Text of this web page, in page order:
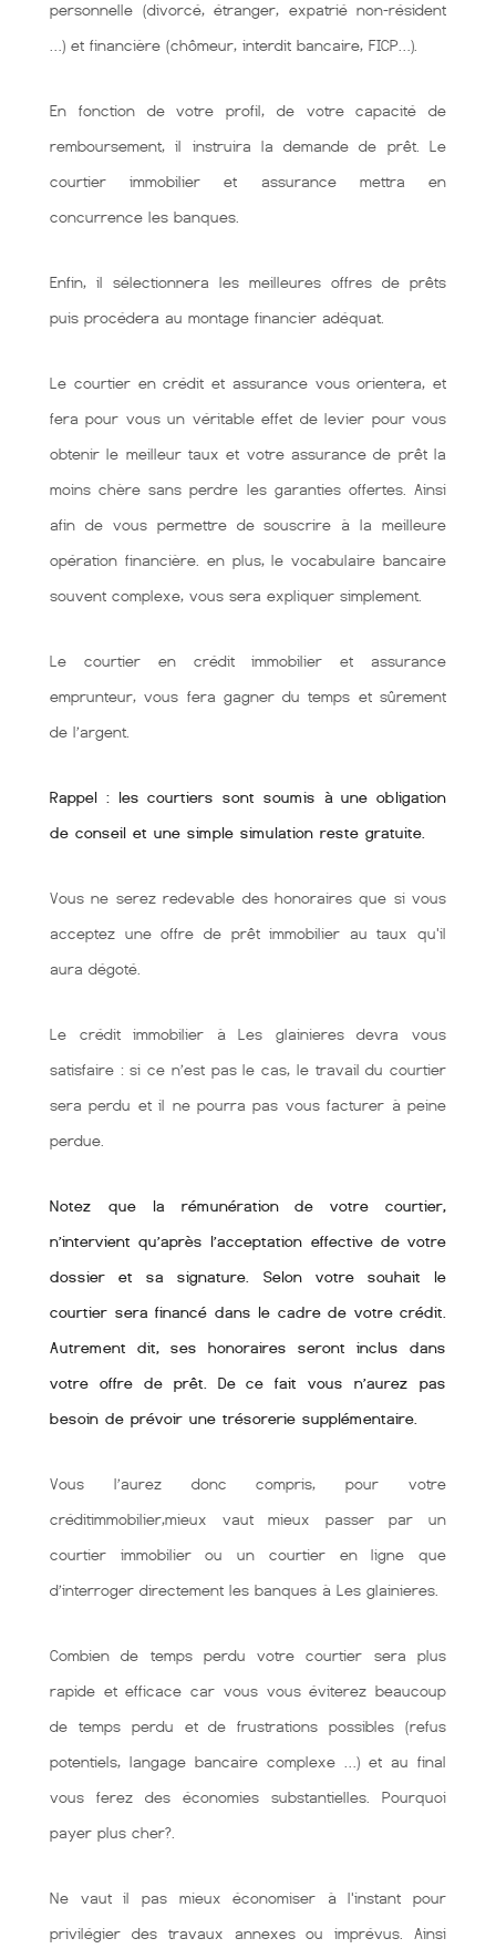
personnelle (divorcé, étranger, expatrié non-résident
…) et financière (chômeur, interdit bancaire, FICP…).
En fonction de votre profil, de votre capacité de
remboursement, il instruira la demande de prêt. Le
courtier immobilier et assurance mettra en
concurrence les banques.
Enfin, il sélectionnera les meilleures offres de prêts
puis procédera au montage financier adéquat.
Le courtier en crédit et assurance vous orientera, et
fera pour vous un véritable effet de levier pour vous
obtenir le meilleur taux et votre assurance de prêt la
moins chère sans perdre les garanties offertes. Ainsi
afin de vous permettre de souscrire à la meilleure
opération financière. en plus, le vocabulaire bancaire
souvent complexe, vous sera expliquer simplement.
Le courtier en crédit immobilier et assurance
emprunteur, vous fera gagner du temps et sûrement
de l’argent.
Rappel : les courtiers sont soumis à une obligation
de conseil et une simple simulation reste gratuite.
Vous ne serez redevable des honoraires que si vous
acceptez une offre de prêt immobilier au taux qu'il
aura dégoté.
Le crédit immobilier à Les glainieres devra vous
satisfaire : si ce n’est pas le cas, le travail du courtier
sera perdu et il ne pourra pas vous facturer à peine
perdue.
Notez que la rémunération de votre courtier,
n’intervient qu’après l’acceptation effective de votre
dossier et sa signature. Selon votre souhait le
courtier sera financé dans le cadre de votre crédit.
Autrement dit, ses honoraires seront inclus dans
votre offre de prêt. De ce fait vous n’aurez pas
besoin de prévoir une trésorerie supplémentaire.
Vous l’aurez donc compris, pour votre
créditimmobilier,mieux vaut mieux passer par un
courtier immobilier ou un courtier en ligne que
d’interroger directement les banques à Les glainieres.
Combien de temps perdu votre courtier sera plus
rapide et efficace car vous vous éviterez beaucoup
de temps perdu et de frustrations possibles (refus
potentiels, langage bancaire complexe …) et au final
vous ferez des économies substantielles. Pourquoi
payer plus cher?.
Ne vaut il pas mieux économiser à l'instant pour
privilégier des travaux annexes ou imprévus. Ainsi